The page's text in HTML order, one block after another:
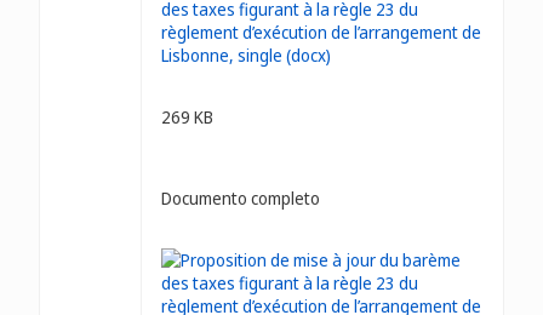
269 KB
Documento completo